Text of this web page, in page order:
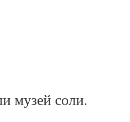
музей соли.